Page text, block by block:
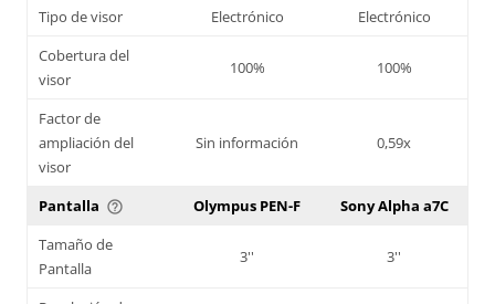
Tipo de visor
Electrónico
Electrónico
Cobertura del
visor
100% 100%
Factor de
ampliación del
visor
Sin información 0,59x
Pantalla help_outline Olympus PEN-F
Sony Alpha a7C
Tamaño de
Pantalla
3'' 3''